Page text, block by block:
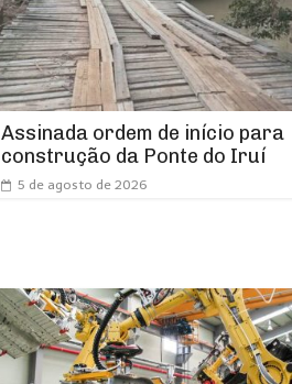
Assinada ordem de início para
construção da Ponte do Iruí
5 de agosto de 2026